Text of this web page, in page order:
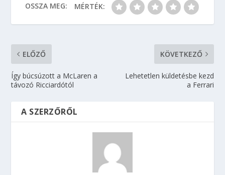
OSSZA MEG: MÉRTÉK:
ELŐZŐ
Így búcsúzott a McLaren a
távozó Ricciardótól
KÖVETKEZŐ
Lehetetlen küldetésbe kezd
a Ferrari
A SZERZŐRŐL